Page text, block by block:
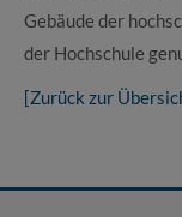
Gebäude der
der Hochschule
[Zurück zur